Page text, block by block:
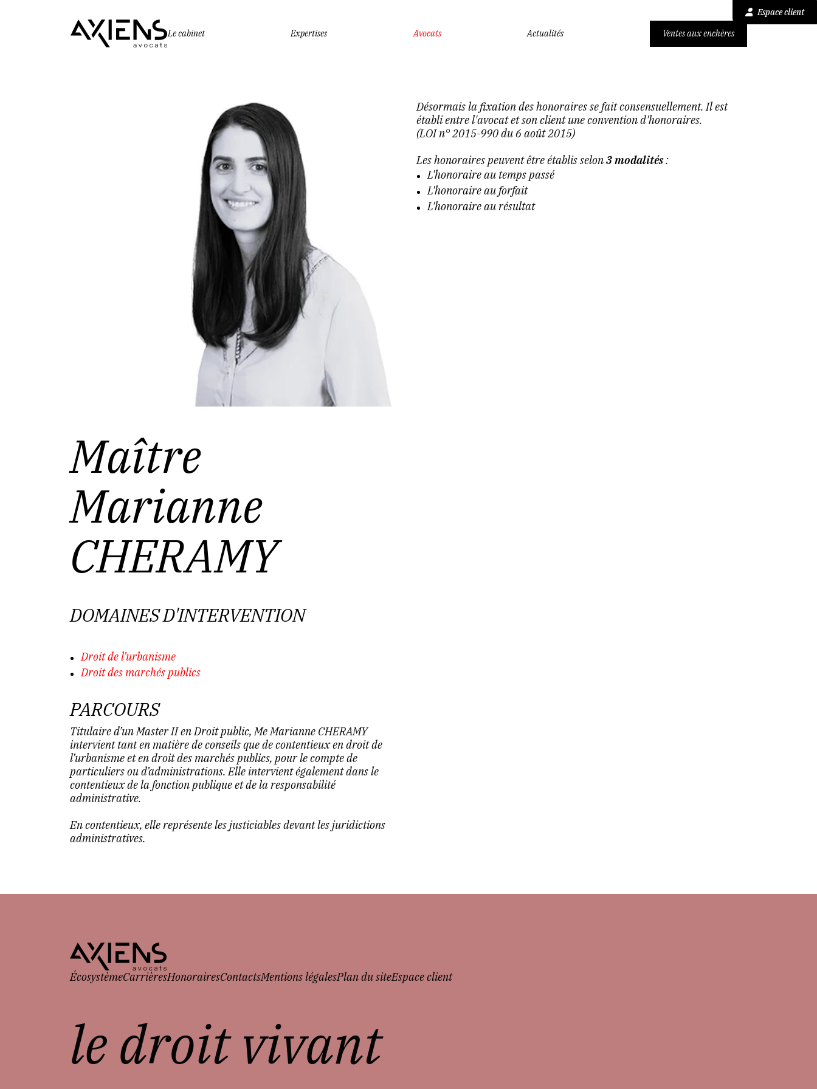
Espace client
Le cabinet
Expertises Avocats Actualités Ventes aux enchères
Maître
Marianne
CHERAMY
DOMAINES D'INTERVENTION
Droit de l’urbanisme
Droit des marchés publics
PARCOURS
Titulaire d’un Master II en Droit public, Me Marianne CHERAMY
intervient tant en matière de conseils que de contentieux en droit de
l’urbanisme et en droit des marchés publics, pour le compte de
particuliers ou d’administrations. Elle intervient également dans le
contentieux de la fonction publique et de la responsabilité
administrative.
En contentieux, elle représente les justiciables devant les juridictions
administratives.
Désormais la fixation des honoraires se fait consensuellement. Il est
établi entre l'avocat et son client une convention d'honoraires.
(LOI n° 2015-990 du 6 août 2015)
Les honoraires peuvent être établis selon3 modalités:
L'honoraire au temps passé
L'honoraire au forfait
L'honoraire au résultat
ÉcosystèmeCarrièresHonorairesContactsMentions légalesPlan du siteEspace client
le droit vivant